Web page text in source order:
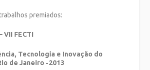
premiados:
VII FECTI
Tecnologia e Inovação do
de Janeiro -2013